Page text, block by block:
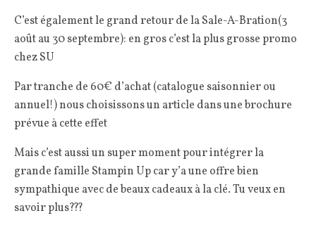
C’est également le grand retour de la Sale-A-Bration(3
août au 30 septembre): en gros c’est la plus grosse promo
chez SU
Par tranche de 60€ d’achat (catalogue saisonnier ou
annuel!) nous choisissons un article dans une brochure
prévue à cette effet
Mais c’est aussi un super moment pour intégrer la
grande famille Stampin Up car y’a une offre bien
sympathique avec de beaux cadeaux à la clé. Tu veux en
savoir plus???